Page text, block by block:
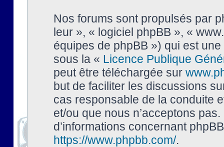
Nos forums sont propulsés par
leur », « logiciel phpBB », «
équipes de phpBB ») qui est
sous la « Licence Publique
peut être téléchargée sur
but de faciliter les discussions
cas responsable de la conduite
et/ou que nous n’acceptons
d’informations concernant
https://www.phpbb.com/.